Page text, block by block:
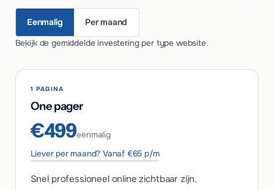
Eenmalig Per maand
Bekijk de gemiddelde investering per type website.
1 PAGINA
One pager
€499eenmalig
Liever per maand? Vanaf €65 p/m
Snel professioneel online zichtbaar zijn.